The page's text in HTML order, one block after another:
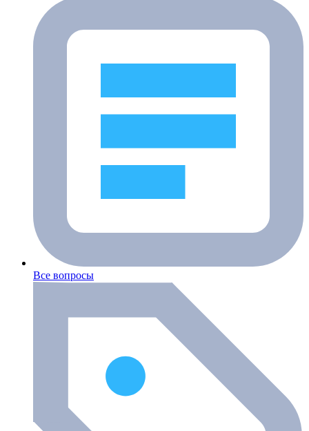
Все вопросы